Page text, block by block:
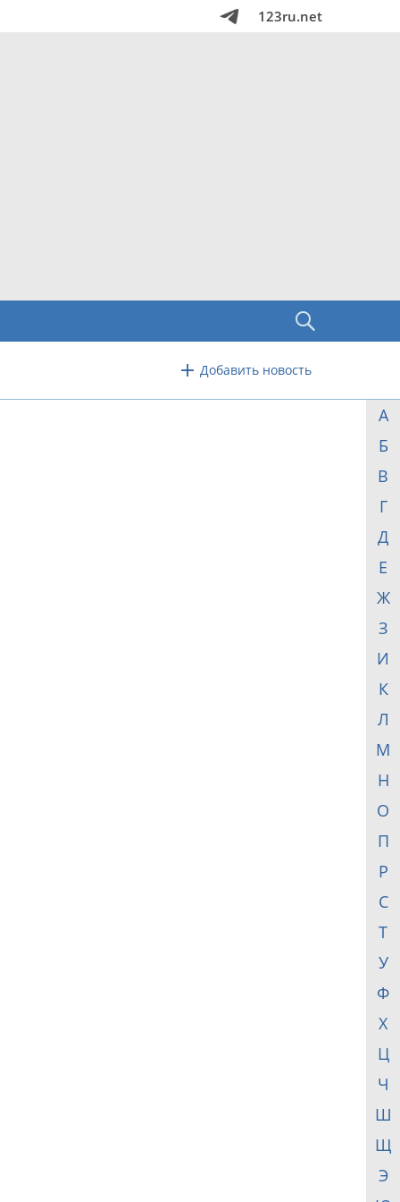
123ru.net
Добавить новость
А
Б
В
Г
Д
Е
Ж
З
И
К
Л
М
Н
О
П
Р
С
Т
У
Ф
Х
Ц
Ч
Ш
Щ
Э